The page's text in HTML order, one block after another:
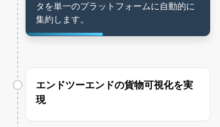
タを単一のプラットフォームに自動的に
集約します。
エンドツーエンドの貨物可視化を実
現